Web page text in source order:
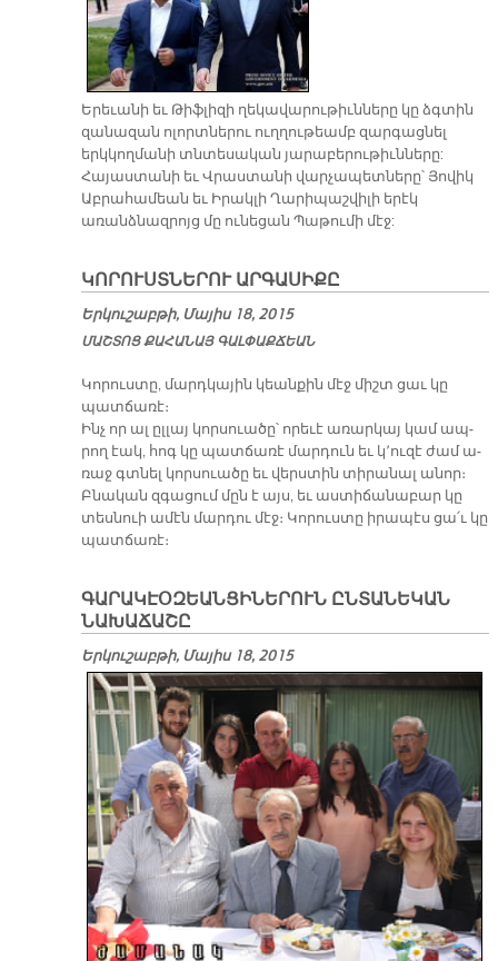
Երեւանի եւ Թիֆլիզի ղեկավարութիւնները կը ձգտին
զանազան ոլորտներու ուղղութեամբ զարգացնել
երկկողմանի տնտեսական յարաբերութիւնները:
Հայաստանի եւ Վրաստանի վարչապետները՝ Յովիկ
Աբրահամեան եւ Իրակլի Ղարիպաշվիլի երէկ
առանձնազրոյց մը ունեցան Պաթումի մէջ:
ԿՈՐՈՒՍՏՆԵՐՈՒ ԱՐԳԱՍԻՔԸ
Երկուշաբթի, Մայիս 18, 2015
ՄԱՇ­ՏՈՑ ՔԱ­ՀԱ­ՆԱՅ ԳԱԼ­ՓԱՔ­ՃԵԱՆ
Կո­րուս­տը, մարդ­կա­յին կեան­քին մէջ միշտ ցաւ կը
պատ­ճա­ռէ։
Ինչ որ ալ ըլ­լայ կոր­սուա­ծը՝ ո­րե­ւէ ա­ռար­կայ կամ ապ­
րող էակ, հոգ կը պատ­ճա­ռէ մար­դուն եւ կ՚ու­զէ ժամ ա­
ռաջ գտնել կորսուա­ծը եւ վերս­տին տի­րա­նալ ա­նոր։
Բնա­կան զգա­ցում մըն է այս, եւ աս­տի­ճա­նա­բար կը
տես­նուի ա­մէն մար­դու մէջ։ Կո­րուս­տը ի­րա­պէս ցա՛ւ կը
պատ­ճա­ռէ։
ԳԱՐԱԿԷՕԶԵԱՆՑԻՆԵՐՈՒՆ ԸՆՏԱՆԵԿԱՆ
ՆԱԽԱՃԱՇԸ
Երկուշաբթի, Մայիս 18, 2015